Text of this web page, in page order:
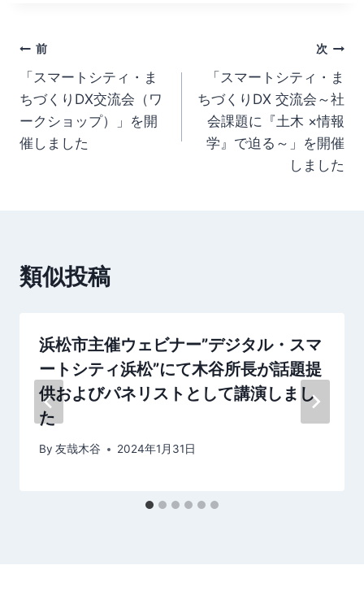
投
稿
ナ
ビ
シ
ョ
前
「スマートシティ・ま
ちづくりDX交流会（ワ
ークショップ）」を開
催しました
次
「スマートシティ・ま
ちづくりDX 交流会～社
会課題に『土木 ×情報
学』で迫る～」を開催
しました
類似投稿
浜松市主催ウェビナー”デジタル・スマ
ートシティ浜松”にて木谷所長が話題提
供およびパネリストとして講演しまし
た
By 友哉木谷 2024年1月31日